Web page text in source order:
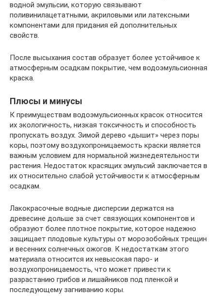
водной эмульсии, которую связывают
поливинилацетатными, акриловыми или латексными
компонентами для придания ей дополнительных
свойств.
После высыхания состав образует более устойчивое к
атмосферным осадкам покрытие, чем водоэмульсионная
краска.
Плюсы и минусы
К преимуществам водоэмульсионных красок относится
их экологичность, низкая токсичность и способность
пропускать воздух. Зимой дерево «дышит» через поры
коры, поэтому воздухопроницаемость краски является
важным условием для нормальной жизнедеятельности
растения. Недостаток красящих эмульсий заключается в
их относительно слабой устойчивости к атмосферным
осадкам.
Лакокрасочные водные дисперсии держатся на
древесине дольше за счет связующих компонентов и
образуют более плотное покрытие, которое надежно
защищает плодовые культуры от морозобойных трещин
и весенних солнечных ожогов. К недостаткам этого
материала относится их невысокая паро- и
воздухопроницаемость, что может привести к
разрастанию грибов и лишайников под пленкой и
последующему загниванию коры.